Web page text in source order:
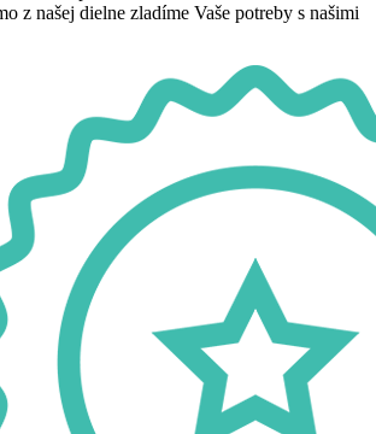
z našej dielne zladíme Vaše potreby s našimi